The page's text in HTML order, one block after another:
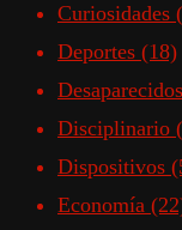
Curiosidades
Deportes (18)
Desaparecidos
Disciplinario
Dispositivos
Economía